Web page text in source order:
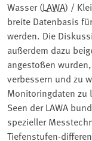
Wasser (LAWA) /
breite Datenbasis
werden. Die
außerdem dazu
angestoßen
verbessern und zu
Monitoringdaten zu
Seen der LAWA
spezieller
Tiefenstufen-